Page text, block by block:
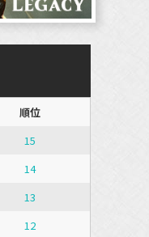
順位
15
14
13
12